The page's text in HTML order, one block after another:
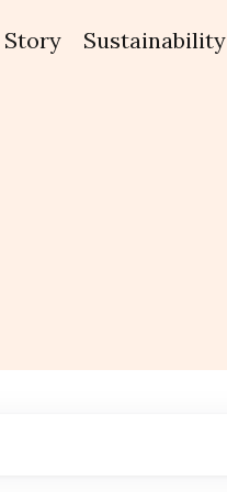
Story Sustainability